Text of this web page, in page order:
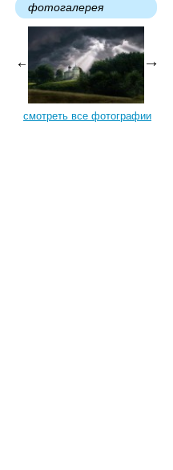
фотогалерея
смотреть все фотографии